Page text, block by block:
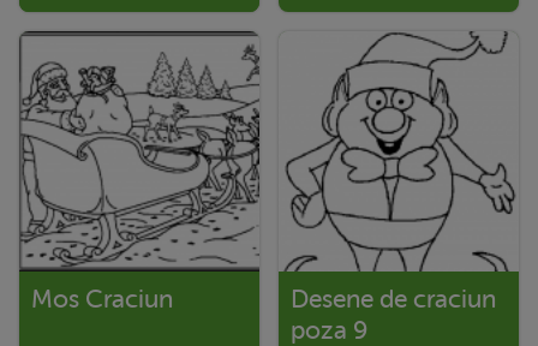
Mos Craciun
Desene de craciun
poza 9